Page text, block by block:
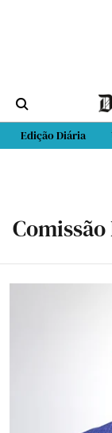
Edição Diária